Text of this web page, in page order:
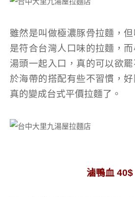
雖然是叫做極濃豚骨拉麵，
是符合台灣人口味的拉麵，
湯頭一起入口，真的可以欲
於海帶的搭配有些不習慣，
真的變成台式平價拉麵了。
滷鴨血 40$